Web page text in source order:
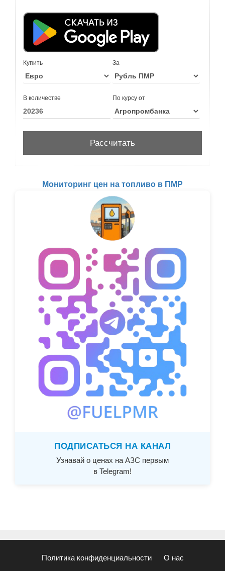
Купить За
В количестве По курсу от
Мониторинг цен на топливо в ПМР
ПОДПИСАТЬСЯ НА КАНАЛ
Узнавай о ценах на АЗС первым
в Telegram!
Политика конфиденциальности О нас